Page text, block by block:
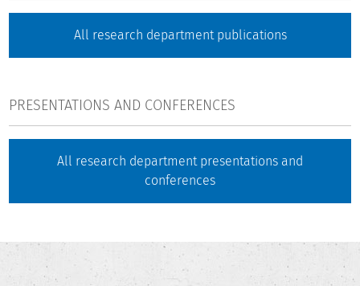
All research department publications
PRESENTATIONS AND CONFERENCES
All research department presentations and
conferences